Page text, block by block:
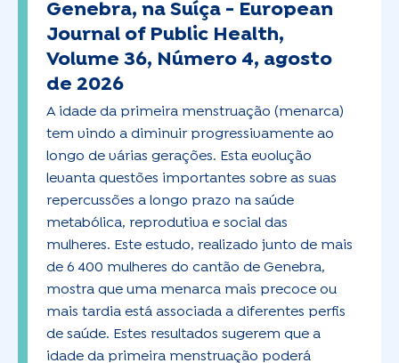
Genebra, na Suíça -
European
Journal of Public Health,
Volume 36, Número 4, agosto
de 2026
A idade da primeira menstruação (menarca)
tem vindo a diminuir progressivamente ao
longo de várias gerações. Esta evolução
levanta questões importantes sobre as suas
repercussões a longo prazo na saúde
metabólica, reprodutiva e social das
mulheres. Este estudo, realizado junto de mais
de 6 400 mulheres do cantão de Genebra,
mostra que uma menarca mais precoce ou
mais tardia está associada a diferentes perfis
de saúde. Estes resultados sugerem que a
idade da primeira menstruação poderá